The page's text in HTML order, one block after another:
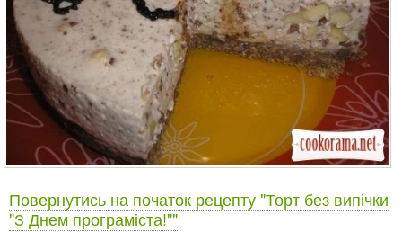
Повернутись на початок рецепту "Торт без випічки
"З Днем програміста!""